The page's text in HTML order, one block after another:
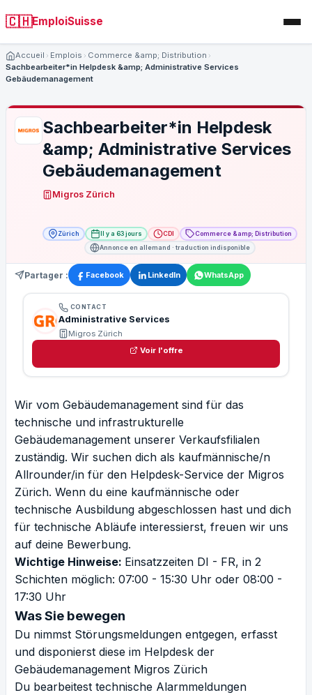
🇨🇭EmploiSuisse
Accueil Emplois
Commerce &amp; Distribution
Sachbearbeiter*in Helpdesk &amp; Administrative Services
Gebäudemanagement
Sachbearbeiter*in Helpdesk
&amp; Administrative Services
Gebäudemanagement
Migros Zürich
Zürich Il y a 63 jours CDI
Commerce &amp; Distribution
Annonce en allemand · traduction indisponible
Partager : Facebook LinkedIn WhatsApp
CONTACT
Administrative Services
Migros Zürich
Voir l'offre
Wir vom Gebäudemanagement sind für das
technische und infrastrukturelle
Gebäudemanagement unserer Verkaufsfilialen
zuständig. Wir suchen dich als kaufmännische/n
Allrounder/in für den Helpdesk-Service der Migros
Zürich. Wenn du eine kaufmännische oder
technische Ausbildung abgeschlossen hast und dich
für technische Abläufe interessierst, freuen wir uns
auf deine Bewerbung.
Wichtige Hinweise: Einsatzzeiten DI - FR, in 2
Schichten möglich: 07:00 - 15:30 Uhr oder 08:00 -
17:30 Uhr
Was Sie bewegen
Du nimmst Störungsmeldungen entgegen, erfasst
und disponierst diese im Helpdesk der
Gebäudemanagement Migros Zürich
Du bearbeitest technische Alarmmeldungen